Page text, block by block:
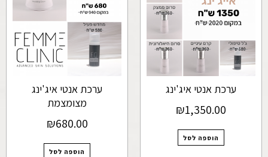
ערכת אנטי איג'ינג
₪1,350.00
הוספה לסל
ערכת אנטי איג'ינג
מצומצמת
₪680.00
הוספה לסל